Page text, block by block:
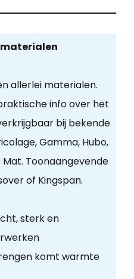
allerlei materialen.
info over het
bij bekende
Gamma, Hubo,
Mat. Toonaangevende
of Kingspan.
sterk en
komt warmte